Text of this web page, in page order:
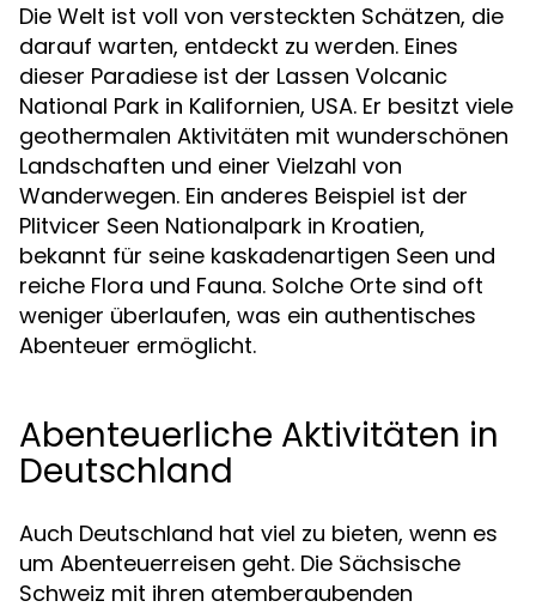
Die Welt ist voll von versteckten Schätzen, die
darauf warten, entdeckt zu werden. Eines
dieser Paradiese ist der Lassen Volcanic
National Park in Kalifornien, USA. Er besitzt viele
geothermalen Aktivitäten mit wunderschönen
Landschaften und einer Vielzahl von
Wanderwegen. Ein anderes Beispiel ist der
Plitvicer Seen Nationalpark in Kroatien,
bekannt für seine kaskadenartigen Seen und
reiche Flora und Fauna. Solche Orte sind oft
weniger überlaufen, was ein authentisches
Abenteuer ermöglicht.
Abenteuerliche Aktivitäten in
Deutschland
Auch Deutschland hat viel zu bieten, wenn es
um Abenteuerreisen geht. Die Sächsische
Schweiz mit ihren atemberaubenden